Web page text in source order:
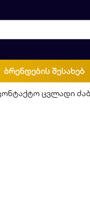
ბრენდების შესახებ
ცვლადი